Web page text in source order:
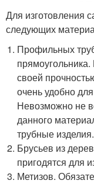
Для изготовления
следующих
Профильных
своей
очень удобно
Невозможно не
данного
трубные изделия.
Брусьев из
пригодятся для
Метизов.